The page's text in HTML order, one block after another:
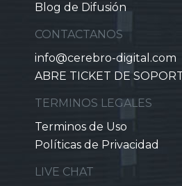
Blog de Difusión
CONTACTANOS
info@cerebro-digital.com
ABRE TICKET DE
TERMINOS LEGALES
Terminos de Uso
Políticas de Privacidad
LIVE CHAT